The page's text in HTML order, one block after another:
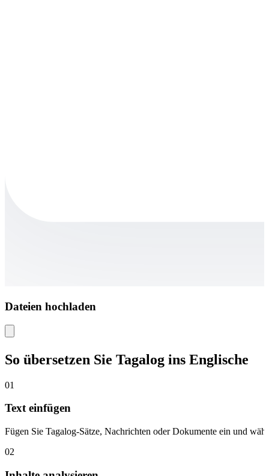
Dateien hochladen
So übersetzen Sie Tagalog ins Englische
01
Text einfügen
Fügen Sie Tagalog-Sätze, Nachrichten oder Dokumente ein und
02